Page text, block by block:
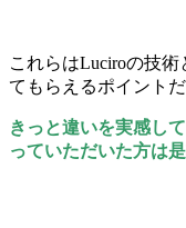
これらはLuciroの技
てもらえるポイント
きっと違いを実感し
っていただいた方は